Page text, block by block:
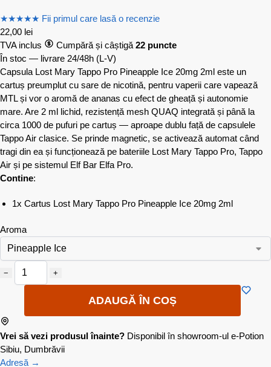
★★★★★ Fii primul care lasă o recenzie
22,00 lei
TVA inclus
Cumpără și câștigă 22 puncte
În stoc — livrare 24/48h (L-V)
Capsula Lost Mary Tappo Pro Pineapple Ice 20mg 2ml este un
cartuș preumplut cu sare de nicotină, pentru vaperii care vapează
MTL și vor o aromă de ananas cu efect de gheață și autonomie
mare. Are 2 ml lichid, rezistență mesh QUAQ integrată și până la
circa 1000 de pufuri pe cartuș — aproape dublu față de capsulele
Tappo Air clasice. Se prinde magnetic, se activează automat când
tragi din ea și funcționează pe bateriile Lost Mary Tappo Pro, Tappo
Air și pe sistemul Elf Bar Elfa Pro.
Contine:
1x Cartus Lost Mary Tappo Pro Pineapple Ice 20mg 2ml
Aroma
− +
ADAUGĂ ÎN COȘ
Vrei să vezi produsul înainte? Disponibil în showroom-ul e-Potion
Sibiu, Dumbrăvii
Adresă →